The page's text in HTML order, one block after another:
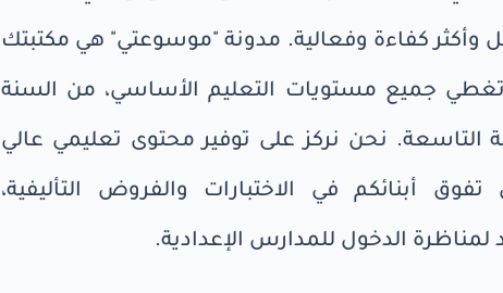
وأكثر كفاءة وفعالية. مدونة "موسوعتي" هي مكتبتك
تغطي جميع مستويات التعليم الأساسي، من السنة
التاسعة. نحن نركز على توفير محتوى تعليمي عالي
أبنائكم في الاختبارات والفروض التأليفية،
لمناظرة الدخول للمدارس الإعدادية.